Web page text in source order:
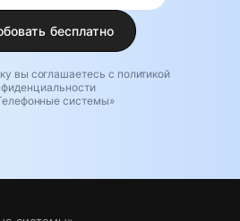
бесплатно
вы соглашаетесь с политикой
системы»